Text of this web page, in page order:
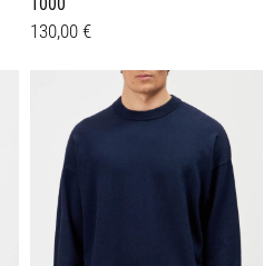
130,00 €
Produkt
weist